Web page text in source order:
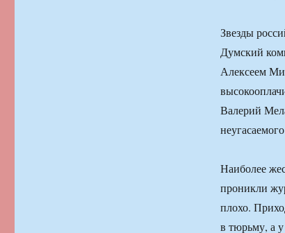
Звезды
Думский
Алексеем
Валерий
Наиболее
проникли
плохо.
в тюрьму, а